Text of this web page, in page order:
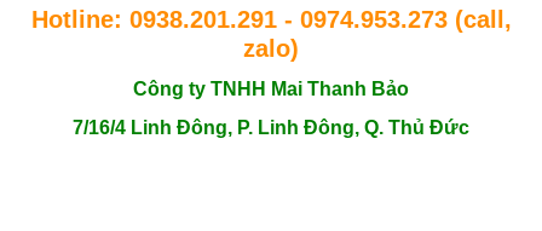
Hotline: 0938.201.291 - 0974.953.273 (call,
zalo)
Công ty TNHH Mai Thanh Bảo
7/16/4 Linh Đông, P. Linh Đông, Q. Thủ Đức